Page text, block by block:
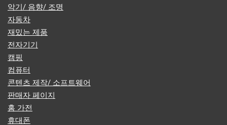
악기/ 음향/ 조명
자동차
재밌는 제품
전자기기
캠핑
컴퓨터
콘텐츠 제작/ 소프트웨어
판매자 페이지
홈 가전
휴대폰